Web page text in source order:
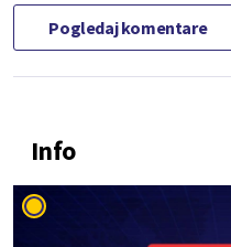
Pogledaj komentare
Info